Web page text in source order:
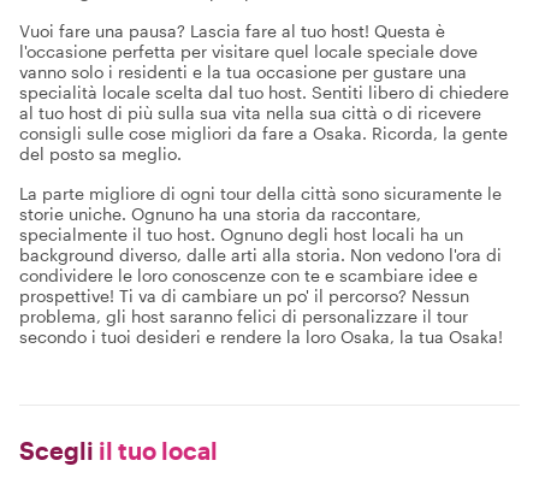
Vuoi fare una pausa? Lascia fare al tuo host! Questa è
l'occasione perfetta per visitare quel locale speciale dove
vanno solo i residenti e la tua occasione per gustare una
specialità locale scelta dal tuo host. Sentiti libero di chiedere
al tuo host di più sulla sua vita nella sua città o di ricevere
consigli sulle cose migliori da fare a Osaka. Ricorda, la gente
del posto sa meglio.
La parte migliore di ogni tour della città sono sicuramente le
storie uniche. Ognuno ha una storia da raccontare,
specialmente il tuo host. Ognuno degli host locali ha un
background diverso, dalle arti alla storia. Non vedono l'ora di
condividere le loro conoscenze con te e scambiare idee e
prospettive! Ti va di cambiare un po' il percorso? Nessun
problema, gli host saranno felici di personalizzare il tour
secondo i tuoi desideri e rendere la loro Osaka, la tua Osaka!
Scegli il tuo local